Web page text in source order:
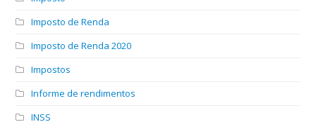
Imposto de Renda
Imposto de Renda 2020
Impostos
Informe de rendimentos
INSS